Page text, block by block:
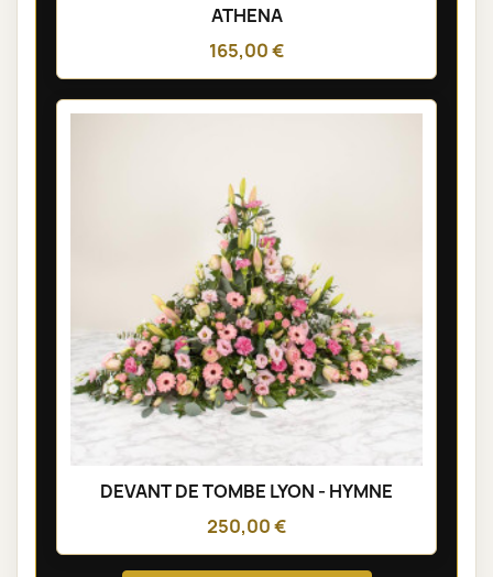
ATHENA
165,00 €
DEVANT DE TOMBE LYON - HYMNE
250,00 €